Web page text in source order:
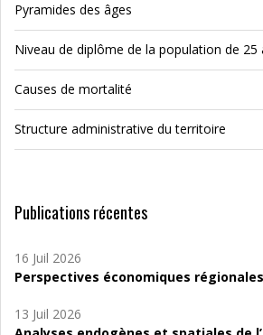
Pyramides des âges
Niveau de diplôme de la population de 25
Causes de mortalité
Structure administrative du territoire
Publications récentes
16 Juil 2026
Perspectives économiques régionales
13 Juil 2026